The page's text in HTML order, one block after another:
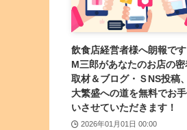
飲食店経営者様へ朗報です
M三郎があなたのお店の密
取材＆ブログ・ＳNS投稿、
大繁盛への道を無料でお
いさせていただきます！
2026年01月01日 00:00